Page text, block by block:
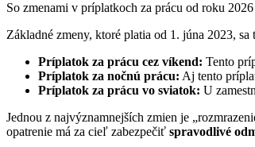
So zmenami v príplatkoch za prácu od roku
Základné zmeny, ktoré platia od 1. júna 2023,
Príplatok za prácu cez víkend: Tento
Príplatok za nočnú prácu: Aj tento
Príplatok za prácu vo sviatok: U
Jednou z najvýznamnejších zmien je
opatrenie má za cieľ zabezpečiť spravodlivé